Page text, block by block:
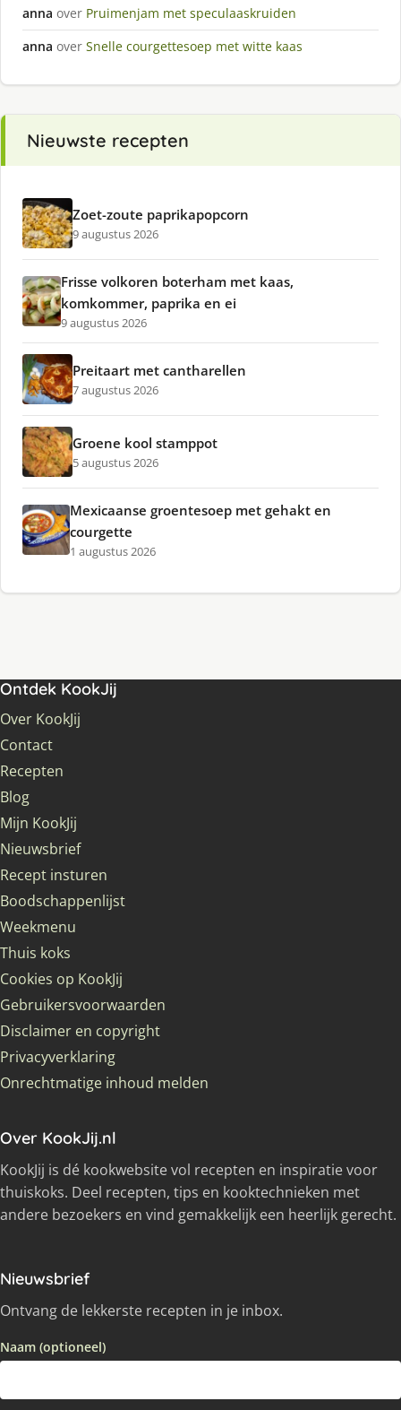
anna over Pruimenjam met speculaaskruiden
anna over Snelle courgettesoep met witte kaas
Nieuwste recepten
Zoet-zoute paprikapopcorn
9 augustus 2026
Frisse volkoren boterham met kaas,
komkommer, paprika en ei
9 augustus 2026
Preitaart met cantharellen
7 augustus 2026
Groene kool stamppot
5 augustus 2026
Mexicaanse groentesoep met gehakt en
courgette
1 augustus 2026
Ontdek KookJij
Over KookJij
Contact
Recepten
Blog
Mijn KookJij
Nieuwsbrief
Recept insturen
Boodschappenlijst
Weekmenu
Thuis koks
Cookies op KookJij
Gebruikersvoorwaarden
Disclaimer en copyright
Privacyverklaring
Onrechtmatige inhoud melden
Over KookJij.nl
KookJij is dé kookwebsite vol recepten en inspiratie voor
thuiskoks. Deel recepten, tips en kooktechnieken met
andere bezoekers en vind gemakkelijk een heerlijk gerecht.
Nieuwsbrief
Ontvang de lekkerste recepten in je inbox.
Naam (optioneel)